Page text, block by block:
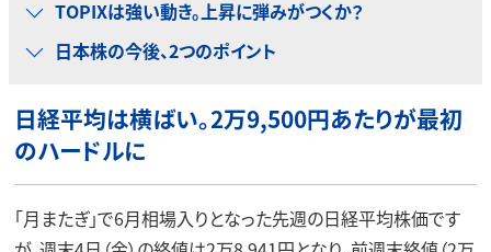
TOPIXは強い動き。上昇に弾みがつくか？
日本株の今後、2つのポイント
日経平均は横ばい。2万9,500円あたりが最初
のハードルに
「月またぎ」で6月相場入りとなった先週の日経平均株価です